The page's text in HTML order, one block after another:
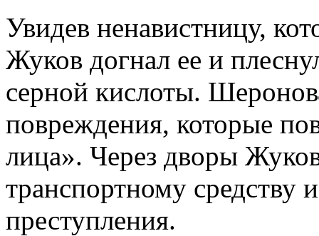
Увидев ненавистницу,
Жуков догнал ее и
серной кислоты.
повреждения, которые
лица». Через дворы
транспортному средству
преступления.